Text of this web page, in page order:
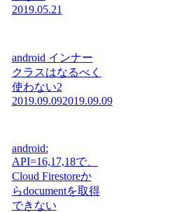
2019.05.21
android インナー
クラスはなるべく
使わない2
2019.09.092019.09.09
android:
API=16,17,18で、
Cloud Firestoreか
らdocumentを取得
できない